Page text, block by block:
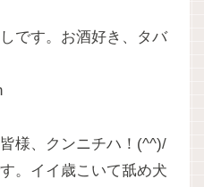
です。お酒好き、タバ
様、クンニチハ！(^^)/
。イイ歳こいて舐め犬